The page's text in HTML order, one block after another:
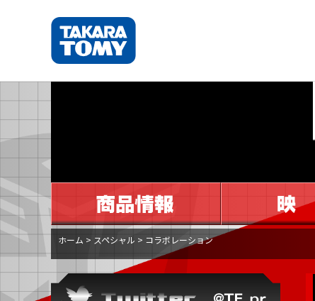
ホーム > スペシャル > コラボレーション